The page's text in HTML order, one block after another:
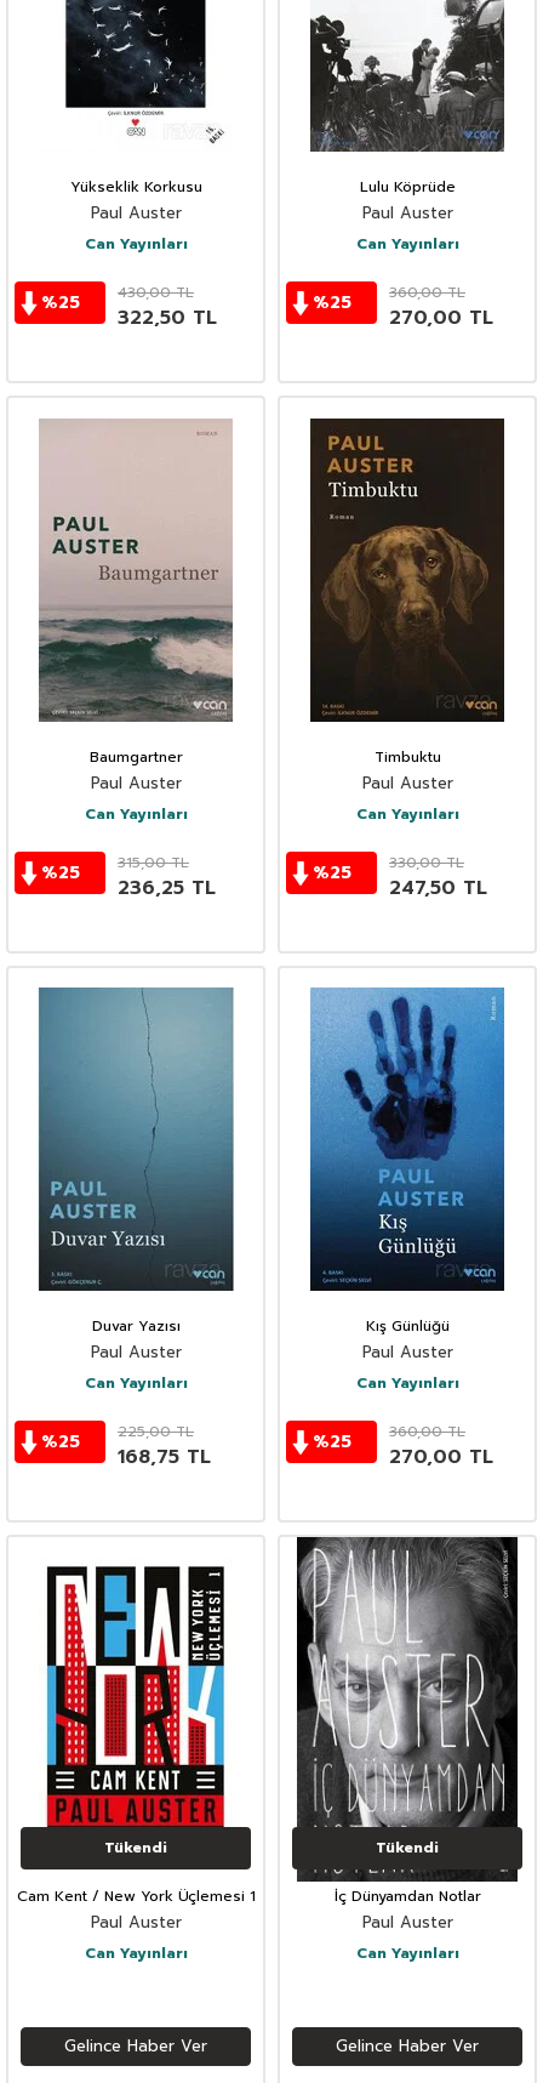
Yükseklik Korkusu
Paul Auster
Can Yayınları
%25 430,00TL
322,50 TL
Lulu Köprüde
Paul Auster
Can Yayınları
%25 360,00TL
270,00 TL
Baumgartner
Paul Auster
Can Yayınları
%25 315,00TL
236,25 TL
Timbuktu
Paul Auster
Can Yayınları
%25 330,00TL
247,50 TL
Duvar Yazısı
Paul Auster
Can Yayınları
%25 225,00TL
168,75 TL
Kış Günlüğü
Paul Auster
Can Yayınları
%25 360,00TL
270,00 TL
Tükendi
Cam Kent / New York Üçlemesi 1
Paul Auster
Can Yayınları
Gelince Haber Ver
Tükendi
İç Dünyamdan Notlar
Paul Auster
Can Yayınları
Gelince Haber Ver